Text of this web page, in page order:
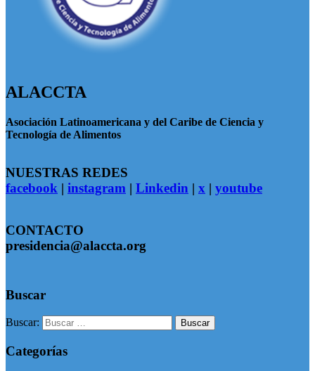
ALACCTA
Asociación Latinoamericana y del Caribe de Ciencia y
Tecnología de Alimentos
NUESTRAS REDES
facebook | instagram | Linkedin | x | youtube
CONTACTO
presidencia@alaccta.org
Buscar
Buscar:
Categorías